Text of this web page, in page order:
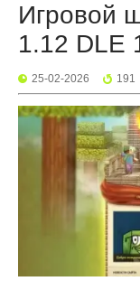
Игровой
1.12 DLE
25-02-2026 191